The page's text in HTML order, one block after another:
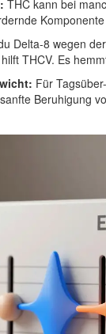
THC kann bei
Delta-8 wegen
THCV. Es
Für
Beruhigung